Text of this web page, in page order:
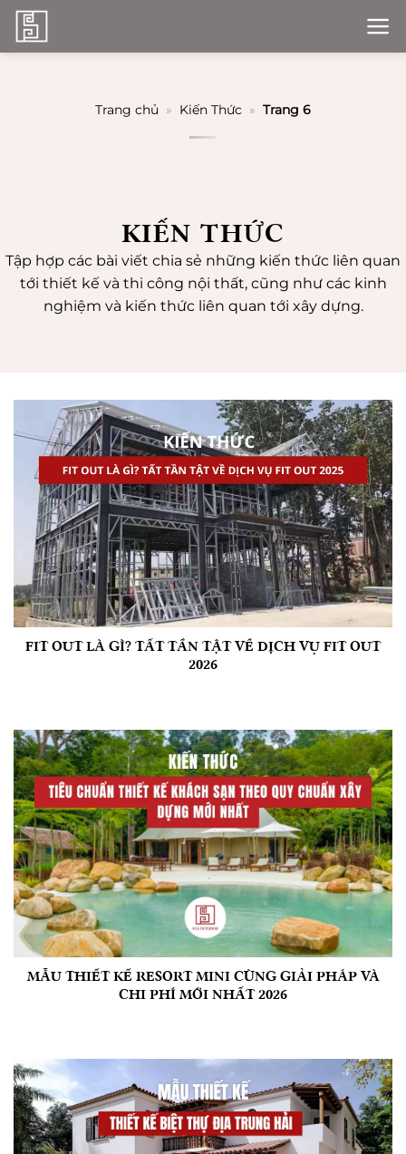
Bỏ
qua
nội
Trang chủ » Kiến Thức » Trang 6
KIẾN THỨC
Tập hợp các bài viết chia sẻ những kiến thức liên quan
tới thiết kế và thi công nội thất, cũng như các kinh
nghiệm và kiến thức liên quan tới xây dựng.
FIT OUT LÀ GÌ? TẤT TẦN TẬT VỀ DỊCH VỤ FIT OUT
2026
MẪU THIẾT KẾ RESORT MINI CÙNG GIẢI PHÁP VÀ
CHI PHÍ MỚI NHẤT 2026